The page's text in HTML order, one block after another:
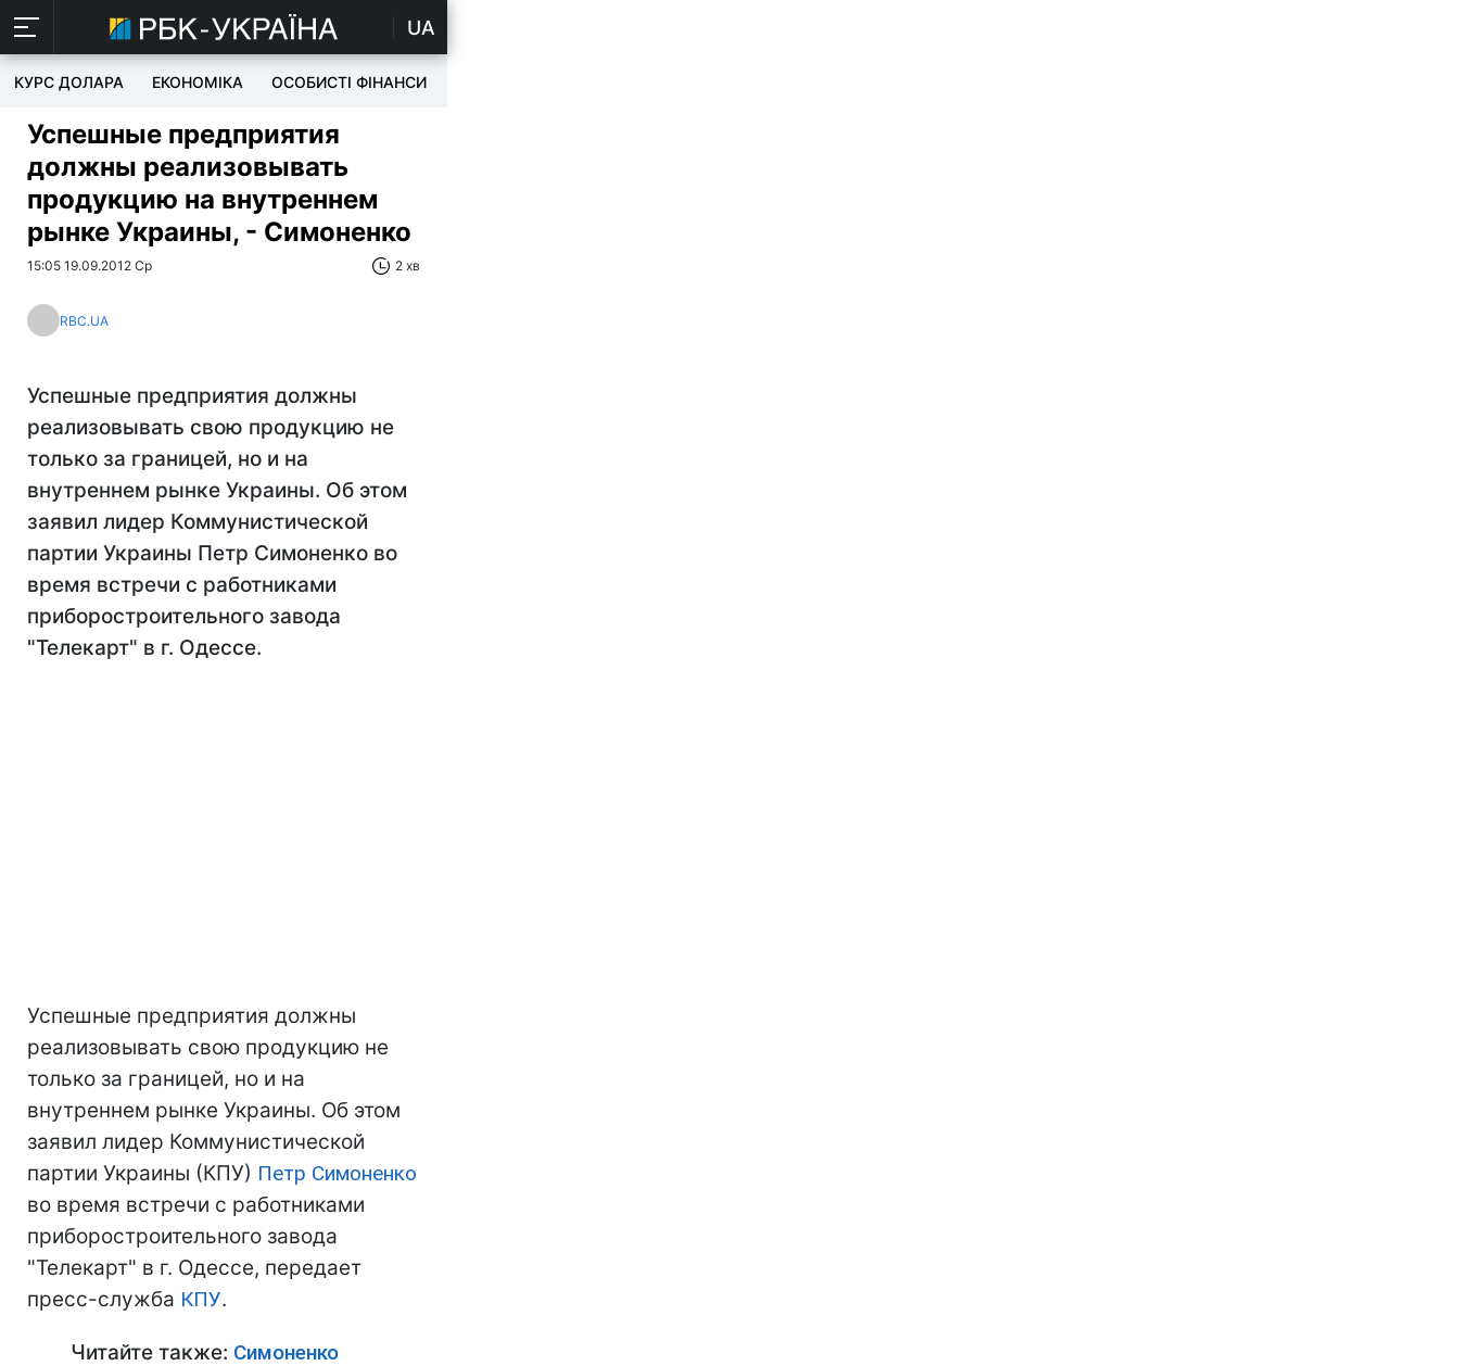
UA
КУРС ДОЛАРА ЕКОНОМІКА ОСОБИСТІ ФІНАНСИ
Успешные предприятия
должны реализовывать
продукцию на внутреннем
рынке Украины, - Симоненко
15:05 19.09.2012 Ср 2 хв
RBC.UA
Успешные предприятия должны
реализовывать свою продукцию не
только за границей, но и на
внутреннем рынке Украины. Об этом
заявил лидер Коммунистической
партии Украины Петр Симоненко во
время встречи с работниками
приборостроительного завода
"Телекарт" в г. Одессе.
Успешные предприятия должны
реализовывать свою продукцию не
только за границей, но и на
внутреннем рынке Украины. Об этом
заявил лидер Коммунистической
партии Украины (КПУ) Петр Симоненко
во время встречи с работниками
приборостроительного завода
"Телекарт" в г. Одессе, передает
пресс-служба КПУ.
Читайте также: Симоненко